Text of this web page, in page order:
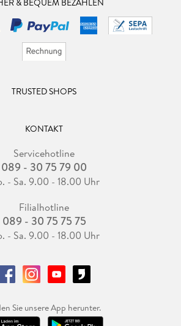
& BEQUEM BEZAHLEN
TRUSTED SHOPS
KONTAKT
Servicehotline
089 - 30 75 79 00
- Sa. 9.00 - 18.00 Uhr
Filialhotline
089 - 30 75 75 75
- Sa. 9.00 - 18.00 Uhr
Sie unsere App herunter.